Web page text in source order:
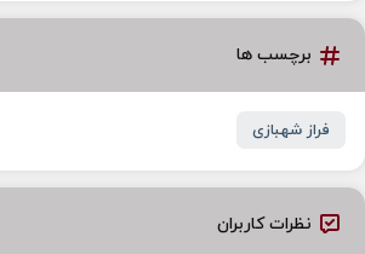
برچسب ها
فراز شهبازی
نظرات کاربران